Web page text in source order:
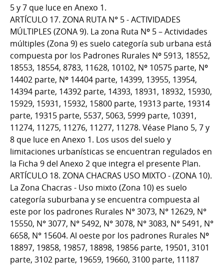
5 y 7 que luce en Anexo 1.
ARTÍCULO 17. ZONA RUTA N° 5 - ACTIVIDADES
MÚLTIPLES (ZONA 9). La zona Ruta Nº 5 – Actividades
múltiples (Zona 9) es suelo categoría sub urbana está
compuesta por los Padrones Rurales Nº 5913, 18552,
18553, 18554, 8783, 11628, 10102, Nº 10575 parte, Nº
14402 parte, Nº 14404 parte, 14399, 13955, 13954,
14394 parte, 14392 parte, 14393, 18931, 18932, 15930,
15929, 15931, 15932, 15800 parte, 19313 parte, 19314
parte, 19315 parte, 5537, 5063, 5999 parte, 10391,
11274, 11275, 11276, 11277, 11278. Véase Plano 5, 7 y
8 que luce en Anexo 1. Los usos del suelo y
limitaciones urbanísticas se encuentran regulados en
la Ficha 9 del Anexo 2 que integra el presente Plan.
ARTÍCULO 18. ZONA CHACRAS USO MIXTO - (ZONA 10).
La Zona Chacras - Uso mixto (Zona 10) es suelo
categoría suburbana y se encuentra compuesta al
este por los padrones Rurales N° 3073, N° 12629, N°
15550, N° 3077, N° 5492, N° 3078, N° 3083, N° 5491, N°
6658, N° 15604. Al oeste por los padrones Rurales Nº
18897, 19858, 19857, 18898, 19856 parte, 19501, 3101
parte, 3102 parte, 19659, 19660, 3100 parte, 11187